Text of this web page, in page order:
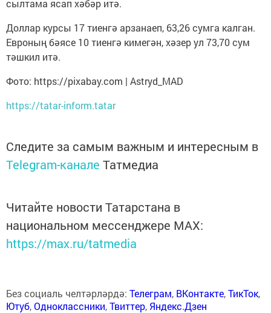
сылтама ясап хәбәр итә.
Доллар курсы 17 тиенгә арзанаеп, 63,26 сумга калган.
Евроның бәясе 10 тиенгә кимегән, хәзер ул 73,70 сум
тәшкил итә.
Фото: https://pixabay.com | Astryd_MAD
https://tatar-inform.tatar
Следите за самым важным и интересным в
Telegram-канале Татмедиа
Читайте новости Татарстана в
национальном мессенджере MАХ:
https://max.ru/tatmedia
Без социаль челтәрләрдә: Телеграм, ВКонтакте,ТикТок,
Ютуб,Одноклассники,Твиттер, Яндекс.Дзен